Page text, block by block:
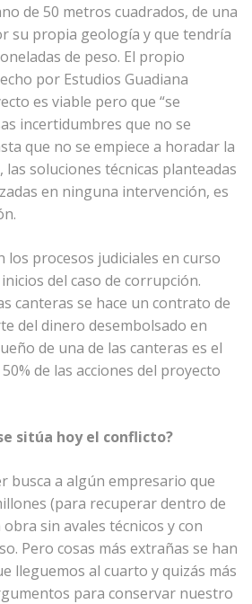
de 50 metros cuadrados, de una
su propia geología y que tendría
de peso. El propio
por Estudios Guadiana
es viable pero que “se
incertidumbres que no se
que no se empiece a horadar la
las soluciones técnicas planteadas
en ninguna intervención, es
procesos judiciales en curso
del caso de corrupción.
canteras se hace un contrato de
del dinero desembolsado en
de una de las canteras es el
de las acciones del proyecto
sitúa hoy el conflicto?
busca a algún empresario que
(para recuperar dentro de
sin avales técnicos y con
Pero cosas más extrañas se han
lleguemos al cuarto y quizás más
para conservar nuestro